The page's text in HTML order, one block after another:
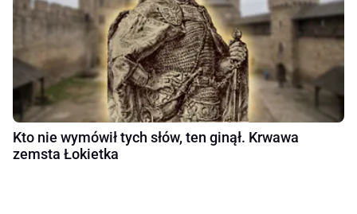
Kto nie wymówił tych słów, ten ginął. Krwawa
zemsta Łokietka